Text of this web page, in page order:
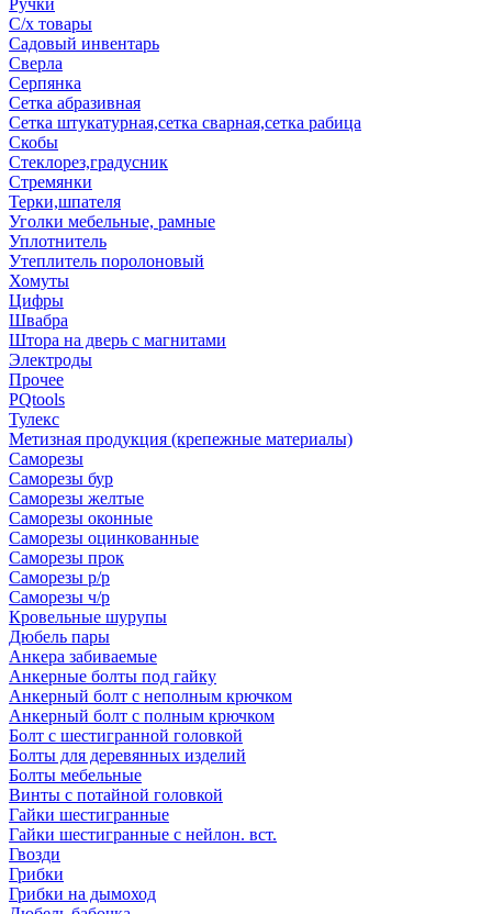
Ручки
С/х товары
Садовый инвентарь
Сверла
Серпянка
Сетка абразивная
Сетка штукатурная,сетка сварная,сетка рабица
Скобы
Стеклорез,градусник
Стремянки
Терки,шпателя
Уголки мебельные, рамные
Уплотнитель
Утеплитель поролоновый
Хомуты
Цифры
Швабра
Штора на дверь с магнитами
Электроды
Прочее
PQtools
Тулекс
Метизная продукция (крепежные материалы)
Саморезы
Саморезы бур
Саморезы желтые
Саморезы оконные
Саморезы оцинкованные
Саморезы прок
Саморезы р/р
Саморезы ч/р
Кровельные шурупы
Дюбель пары
Анкера забиваемые
Анкерные болты под гайку
Анкерный болт с неполным крючком
Анкерный болт с полным крючком
Болт с шестигранной головкой
Болты для деревянных изделий
Болты мебельные
Винты с потайной головкой
Гайки шестигранные
Гайки шестигранные с нейлон. вст.
Гвозди
Грибки
Грибки на дымоход